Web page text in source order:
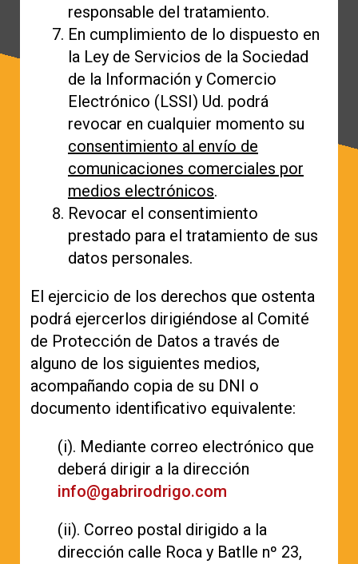
responsable del tratamiento.
En cumplimiento de lo dispuesto en
la Ley de Servicios de la Sociedad
de la Información y Comercio
Electrónico (LSSI) Ud. podrá
revocar en cualquier momento su
consentimiento al envío de
comunicaciones comerciales por
medios electrónicos.
Revocar el consentimiento
prestado para el tratamiento de sus
datos personales.
El ejercicio de los derechos que ostenta
podrá ejercerlos dirigiéndose al Comité
de Protección de Datos a través de
alguno de los siguientes medios,
acompañando copia de su DNI o
documento identificativo equivalente:
(i). Mediante correo electrónico que
deberá dirigir a la dirección
info@gabrirodrigo.com
(ii). Correo postal dirigido a la
dirección calle Roca y Batlle nº 23,